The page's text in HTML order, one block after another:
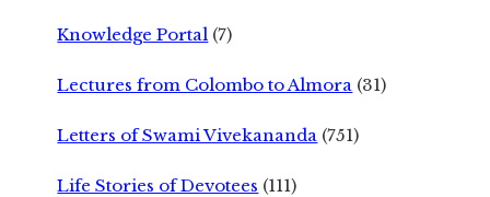
Knowledge Portal (7)
Lectures from Colombo to Almora (31)
Letters of Swami Vivekananda (751)
Life Stories of Devotees (111)